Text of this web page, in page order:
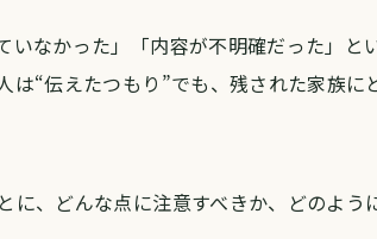
いなかった」「内容が不明確だった」と
は“伝えたつもり”でも、残された家族に
に、どんな点に注意すべきか、どのよう